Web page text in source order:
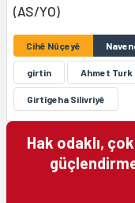
(AS/YO)
Cihê Nûçeyê
girtin Ahmet Turk
Girtîgeha Silivriyê
Hak odaklı,